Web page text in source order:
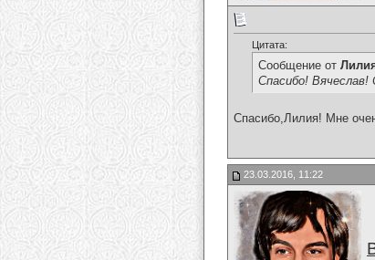
Цитата:
Сообщение от
Спасибо!
Спасибо,Лилия! Мне
23.03.2016, 11:22